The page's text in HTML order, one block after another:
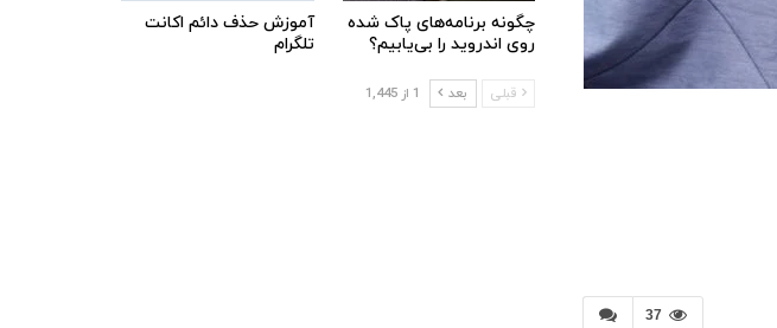
37
چگونه برنامه‌های پاک شده
روی اندروید را بی‌یابیم؟
آموزش حذف دائم اکانت
تلگرام
قبلی بعد 1 از 1,445